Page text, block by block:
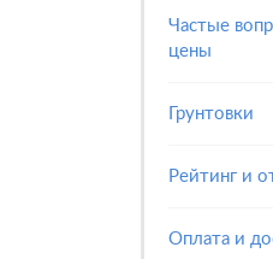
Частые
цены
Грунтовки
Рейтинг и
Оплата и